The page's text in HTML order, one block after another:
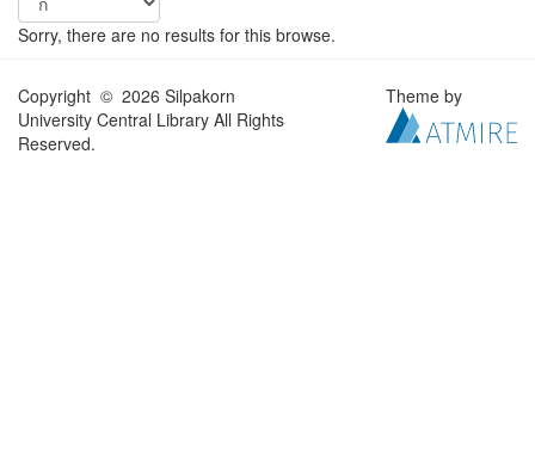
Sorry, there are no results for this browse.
Copyright © 2026 Silpakorn
University Central Library All Rights
Reserved.
Theme by